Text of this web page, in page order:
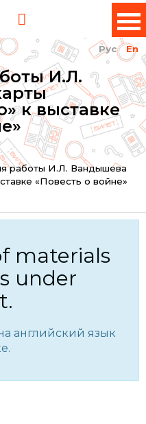
Рус En
И.Л.
к выставке
работы И.Л. Вандышева
«Повесть о войне»
materials
under
английский язык